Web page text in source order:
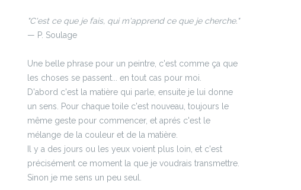
"C'est ce que je fais, qui m'apprend ce que je cherche."
— P. Soulage
Une belle phrase pour un peintre, c'est comme ça que
les choses se passent... en tout cas pour moi.
D'abord c'est la matière qui parle, ensuite je lui donne
un sens. Pour chaque toile c'est nouveau, toujours le
même geste pour commencer, et aprés c'est le
mélange de la couleur et de la matière.
Il y a des jours ou les yeux voient plus loin, et c'est
précisément ce moment la que je voudrais transmettre.
Sinon je me sens un peu seul.